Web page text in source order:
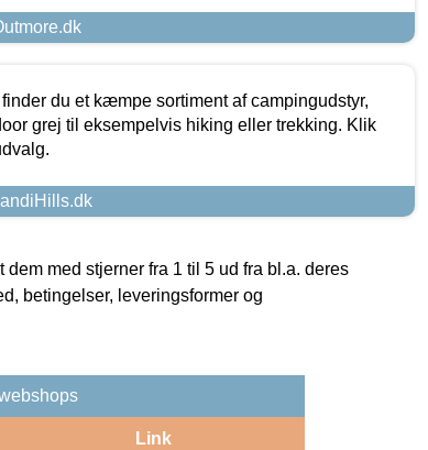
du et kæmpe sortiment af campingudstyr,
grej til eksempelvis hiking eller trekking. Klik
med stjerner fra 1 til 5 ud fra bl.a. deres
betingelser, leveringsformer og
Link